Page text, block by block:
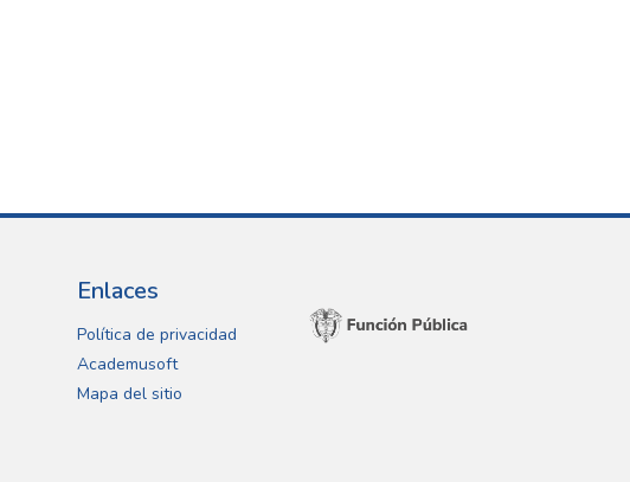
Enlaces
Política de privacidad
Academusoft
Mapa del sitio